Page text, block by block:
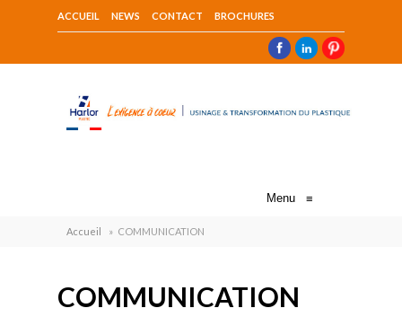
ACCUEIL NEWS CONTACT BROCHURES
Menu ≡
Accueil » COMMUNICATION
COMMUNICATION